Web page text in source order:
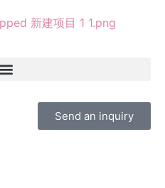
Send an inquiry